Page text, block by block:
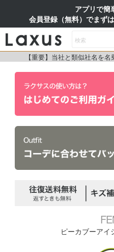
アプリで簡
会員登録（無料）でまず
【重要】当社と類似社名を
ピーカブーアイ